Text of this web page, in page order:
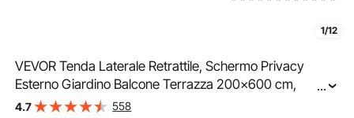
1/12
VEVOR Tenda Laterale Retrattile, Schermo Privacy
Esterno Giardino Balcone Terrazza 200x600 cm,
Frangivista Retrattile Poliestere 180g Impermeabile,
...
4.7 558